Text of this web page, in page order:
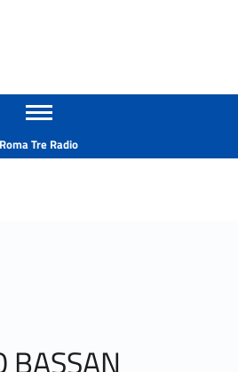
Apri il menu secondario
Roma Tre Radio
BASSAN